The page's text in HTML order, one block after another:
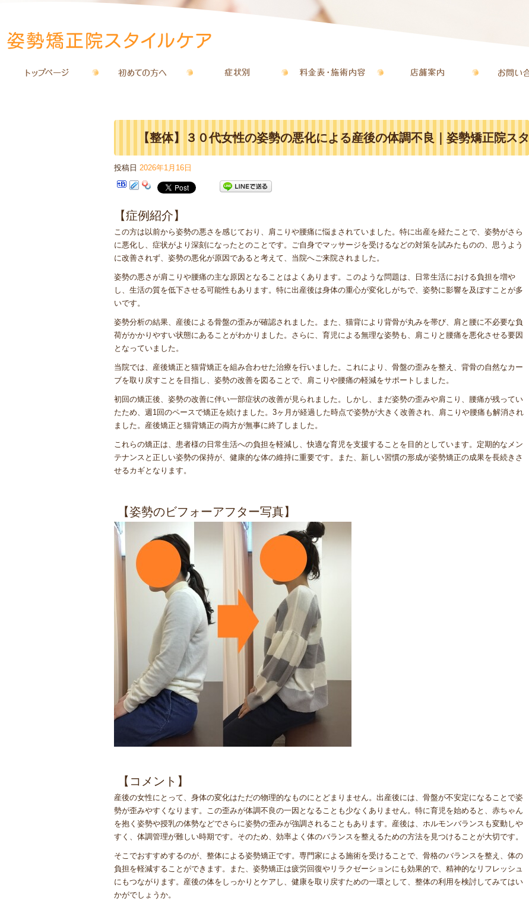
【整体】３０代女性の姿勢の悪化による産後の体調不良｜姿勢矯正院スタ
イルケア
投稿日 2026年1月16日
【症例紹介】
この方は以前から姿勢の悪さを感じており、肩こりや腰痛に悩まされていました。特に出産を経たことで、姿勢がさら
に悪化し、症状がより深刻になったとのことです。ご自身でマッサージを受けるなどの対策を試みたものの、思うよう
に改善されず、姿勢の悪化が原因であると考えて、当院へご来院されました。
姿勢の悪さが肩こりや腰痛の主な原因となることはよくあります。このような問題は、日常生活における負担を増や
し、生活の質を低下させる可能性もあります。特に出産後は身体の重心が変化しがちで、姿勢に影響を及ぼすことが多
いです。
姿勢分析の結果、産後による骨盤の歪みが確認されました。また、猫背により背骨が丸みを帯び、肩と腰に不必要な負
荷がかかりやすい状態にあることがわかりました。さらに、育児による無理な姿勢も、肩こりと腰痛を悪化させる要因
となっていました。
当院では、産後矯正と猫背矯正を組み合わせた治療を行いました。これにより、骨盤の歪みを整え、背骨の自然なカー
ブを取り戻すことを目指し、姿勢の改善を図ることで、肩こりや腰痛の軽減をサポートしました。
初回の矯正後、姿勢の改善に伴い一部症状の改善が見られました。しかし、まだ姿勢の歪みや肩こり、腰痛が残ってい
たため、週1回のペースで矯正を続けました。3ヶ月が経過した時点で姿勢が大きく改善され、肩こりや腰痛も解消され
ました。産後矯正と猫背矯正の両方が無事に終了しました。
これらの矯正は、患者様の日常生活への負担を軽減し、快適な育児を支援することを目的としています。定期的なメン
テナンスと正しい姿勢の保持が、健康的な体の維持に重要です。また、新しい習慣の形成が姿勢矯正の成果を長続きさ
せるカギとなります。
【姿勢のビフォーアフター写真】
【コメント】
産後の女性にとって、身体の変化はただの物理的なものにとどまりません。出産後には、骨盤が不安定になることで姿
勢が歪みやすくなります。この歪みが体調不良の一因となることも少なくありません。特に育児を始めると、赤ちゃん
を抱く姿勢や授乳の体勢などでさらに姿勢の歪みが強調されることもあります。産後は、ホルモンバランスも変動しや
すく、体調管理が難しい時期です。そのため、効率よく体のバランスを整えるための方法を見つけることが大切です。
そこでおすすめするのが、整体による姿勢矯正です。専門家による施術を受けることで、骨格のバランスを整え、体の
負担を軽減することができます。また、姿勢矯正は疲労回復やリラクゼーションにも効果的で、精神的なリフレッシュ
にもつながります。産後の体をしっかりとケアし、健康を取り戻すための一環として、整体の利用を検討してみてはい
かがでしょうか。